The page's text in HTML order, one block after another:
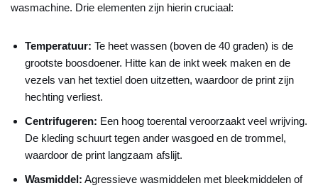
wasmachine. Drie elementen zijn hierin cruciaal:
Temperatuur: Te heet wassen (boven de 40 graden) is de
grootste boosdoener. Hitte kan de inkt week maken en de
vezels van het textiel doen uitzetten, waardoor de print zijn
hechting verliest.
Centrifugeren: Een hoog toerental veroorzaakt veel wrijving.
De kleding schuurt tegen ander wasgoed en de trommel,
waardoor de print langzaam afslijt.
Wasmiddel: Agressieve wasmiddelen met bleekmiddelen of